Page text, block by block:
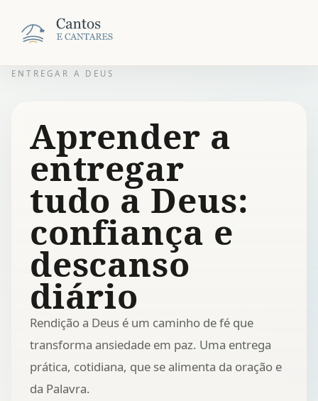
ENTREGAR A DEUS
Aprender a
entregar
tudo a Deus:
confiança e
descanso
diário
Rendição a Deus é um caminho de fé que
transforma ansiedade em paz. Uma entrega
prática, cotidiana, que se alimenta da oração e
da Palavra.